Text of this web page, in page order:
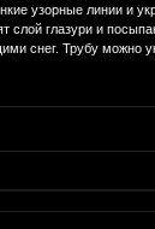
узорные линии и
слой глазури и
снег. Трубу можно